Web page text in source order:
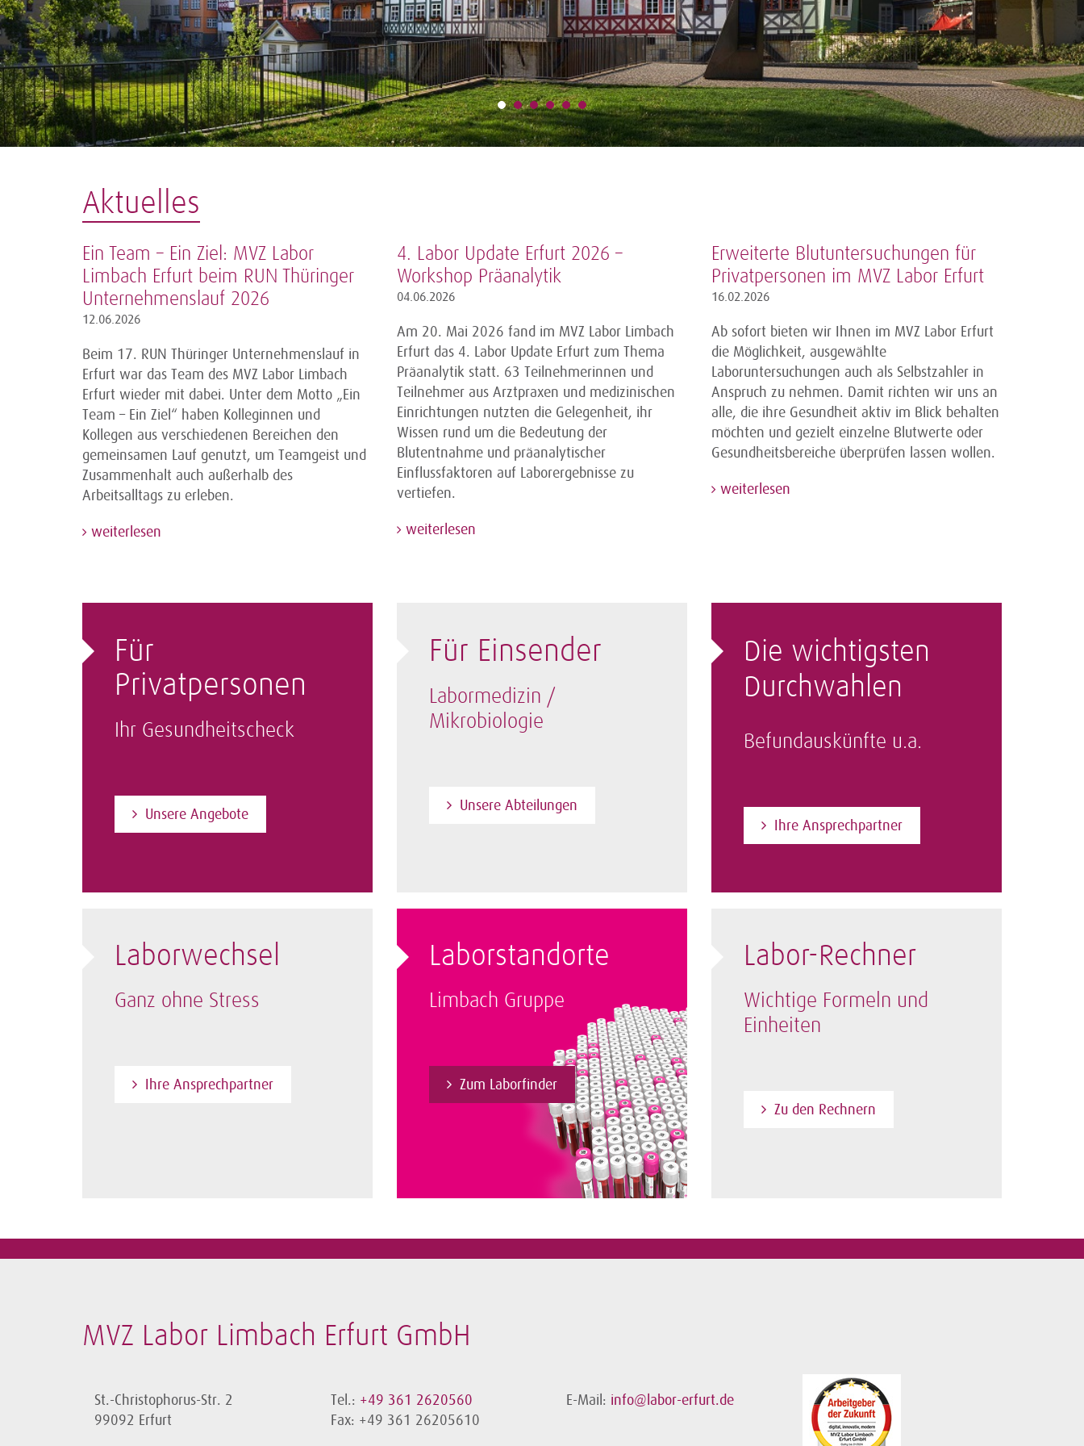
Aktuelles
Ein Team – Ein Ziel: MVZ Labor
Limbach Erfurt beim RUN Thüringer
Unternehmenslauf 2026
12.06.2026
Beim 17. RUN Thüringer Unternehmenslauf in
Erfurt war das Team des MVZ Labor Limbach
Erfurt wieder mit dabei. Unter dem Motto „Ein
Team – Ein Ziel“ haben Kolleginnen und
Kollegen aus verschiedenen Bereichen den
gemeinsamen Lauf genutzt, um Teamgeist und
Zusammenhalt auch außerhalb des
Arbeitsalltags zu erleben.
weiterlesen
4. Labor Update Erfurt 2026 –
Workshop Präanalytik
04.06.2026
Am 20. Mai 2026 fand im MVZ Labor Limbach
Erfurt das 4. Labor Update Erfurt zum Thema
Präanalytik statt. 63 Teilnehmerinnen und
Teilnehmer aus Arztpraxen und medizinischen
Einrichtungen nutzten die Gelegenheit, ihr
Wissen rund um die Bedeutung der
Blutentnahme und präanalytischer
Einflussfaktoren auf Laborergebnisse zu
vertiefen.
weiterlesen
Erweiterte Blutuntersuchungen für
Privatpersonen im MVZ Labor Erfurt
16.02.2026
Ab sofort bieten wir Ihnen im MVZ Labor Erfurt
die Möglichkeit, ausgewählte
Laboruntersuchungen auch als Selbstzahler in
Anspruch zu nehmen. Damit richten wir uns an
alle, die ihre Gesundheit aktiv im Blick behalten
möchten und gezielt einzelne Blutwerte oder
Gesundheitsbereiche überprüfen lassen wollen.
weiterlesen
Für
Privatpersonen
Ihr Gesundheitscheck
Unsere Angebote
Laborwechsel
Ganz ohne Stress
Ihre Ansprechpartner
Für Einsender
Labormedizin /
Mikrobiologie
Unsere Abteilungen
Laborstandorte
Limbach Gruppe
Zum Laborfinder
Die wichtigsten
Durchwahlen
Befundauskünfte u.a.
Ihre Ansprechpartner
Labor-Rechner
Wichtige Formeln und
Einheiten
Zu den Rechnern
MVZ Labor Limbach Erfurt GmbH
St.-Christophorus-Str. 2
99092 Erfurt
Tel.: +49 361 2620560
Fax: +49 361 26205610
E-Mail: info@labor-erfurt.de